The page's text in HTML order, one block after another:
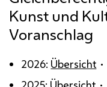
Voranschlag
2026: Übersicht •